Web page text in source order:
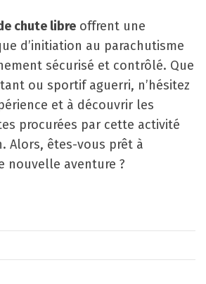
chute libre offrent une
d’initiation au parachutisme
sécurisé et contrôlé. Que
ou sportif aguerri, n’hésitez
et à découvrir les
procurées par cette activité
Alors, êtes-vous prêt à
nouvelle aventure ?